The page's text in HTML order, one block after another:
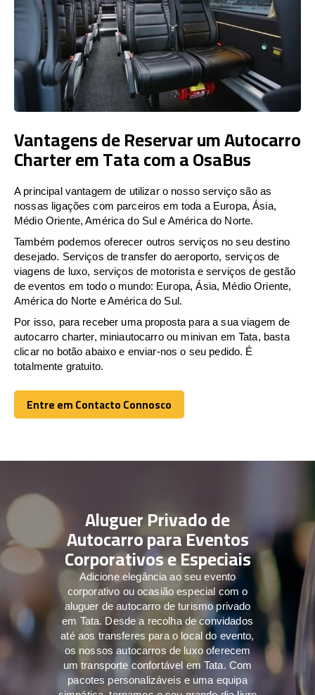
Vantagens de Reservar um Autocarro
Charter em Tata com a OsaBus
A principal vantagem de utilizar o nosso serviço são as
nossas ligações com parceiros em toda a Europa, Ásia,
Médio Oriente, América do Sul e América do Norte.
Também podemos oferecer outros serviços no seu destino
desejado. Serviços de transfer do aeroporto, serviços de
viagens de luxo, serviços de motorista e serviços de gestão
de eventos em todo o mundo: Europa, Ásia, Médio Oriente,
América do Norte e América do Sul.
Por isso, para receber uma proposta para a sua viagem de
autocarro charter, miniautocarro ou minivan em Tata, basta
clicar no botão abaixo e enviar-nos o seu pedido. É
totalmente gratuito.
Entre em Contacto Connosco
Entre em Contacto Connosco
Aluguer Privado de
Autocarro para Eventos
Corporativos e Especiais
Adicione elegância ao seu evento
corporativo ou ocasião especial com o
aluguer de autocarro de turismo privado
em Tata. Desde a recolha de convidados
até aos transferes para o local do evento,
os nossos autocarros de luxo oferecem
um transporte confortável em Tata. Com
pacotes personalizáveis e uma equipa